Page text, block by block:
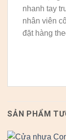
nhanh tay
nhân viên
đặt hàng
SẢN PHẨM